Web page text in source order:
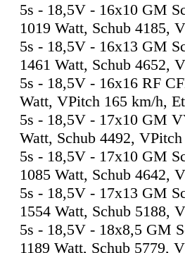
5s - 18,5V - 16x10 GM
1019 Watt, Schub 4185,
5s - 18,5V - 16x13 GM
1461 Watt, Schub 4652,
5s - 18,5V - 16x16 RF
Watt, VPitch 165 km/h,
5s - 18,5V - 17x10 GM
Watt, Schub 4492,
5s - 18,5V - 17x10 GM
1085 Watt, Schub 4642,
5s - 18,5V - 17x13 GM
1554 Watt, Schub 5188,
5s - 18,5V - 18x8,5 GM
1189 Watt, Schub 5779,